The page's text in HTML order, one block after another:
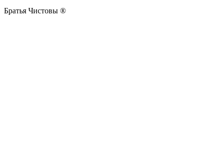
Братья Чистовы ®